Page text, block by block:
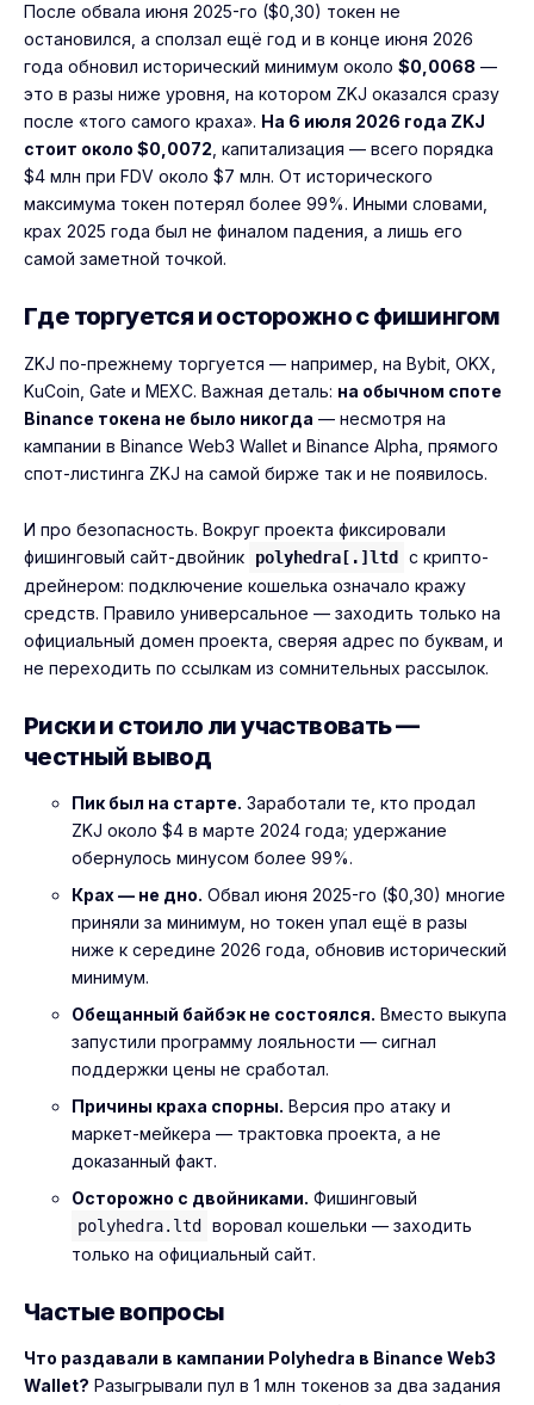
После обвала июня 2025-го ($0,30) токен не
остановился, а сползал ещё год и в конце июня 2026
года обновил исторический минимум около $0,0068 —
это в разы ниже уровня, на котором ZKJ оказался сразу
после «того самого краха». На 6 июля 2026 года ZKJ
стоит около $0,0072 , капитализация — всего порядка
$4 млн при FDV около $7 млн. От исторического
максимума токен потерял более 99%. Иными словами,
крах 2025 года был не финалом падения, а лишь его
самой заметной точкой.
Где торгуется и осторожно с фишингом
ZKJ по-прежнему торгуется — например, на Bybit, OKX,
KuCoin, Gate и MEXC. Важная деталь: на обычном споте
Binance токена не было никогда — несмотря на
кампании в Binance Web3 Wallet и Binance Alpha, прямого
спот-листинга ZKJ на самой бирже так и не появилось.
И про безопасность. Вокруг проекта фиксировали
фишинговый сайт-двойник
polyhedra[.]ltd
с крипто-
дрейнером: подключение кошелька означало кражу
средств. Правило универсальное — заходить только на
официальный домен проекта, сверяя адрес по буквам, и
не переходить по ссылкам из сомнительных рассылок.
Риски и стоило ли участвовать —
честный вывод
Пик был на старте. Заработали те, кто продал
ZKJ около $4 в марте 2024 года; удержание
обернулось минусом более 99%.
Крах — не дно. Обвал июня 2025-го ($0,30) многие
приняли за минимум, но токен упал ещё в разы
ниже к середине 2026 года, обновив исторический
минимум.
Обещанный байбэк не состоялся. Вместо выкупа
запустили программу лояльности — сигнал
поддержки цены не сработал.
Причины краха спорны. Версия про атаку и
маркет-мейкера — трактовка проекта, а не
доказанный факт.
Осторожно с двойниками. Фишинговый
polyhedra.ltd
воровал кошельки — заходить
только на официальный сайт.
Частые вопросы
Что раздавали в кампании Polyhedra в Binance Web3
Wallet? Разыгрывали пул в 1 млн токенов за два задания